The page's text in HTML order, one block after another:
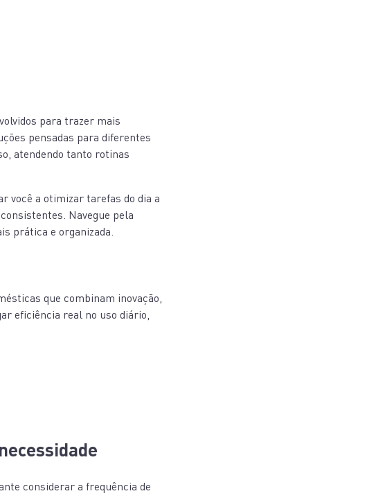
para trazer mais
pensadas para diferentes
atendendo tanto rotinas
você a otimizar tarefas do dia a
Navegue pela
prática e organizada.
que combinam inovação,
eficiência real no uso diário,
considerar a frequência de